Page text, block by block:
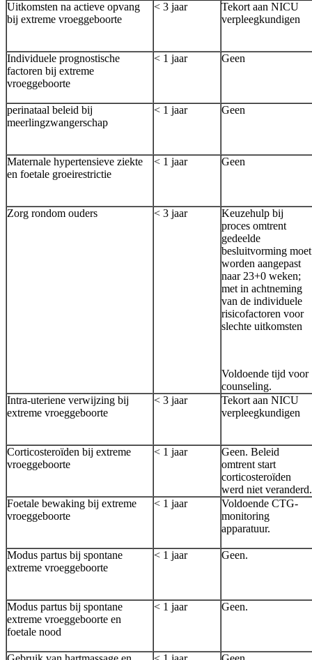
Uitkomsten na actieve opvang
bij extreme vroeggeboorte
< 3 jaar
Tekort aan NICU
verpleegkundigen
Individuele prognostische
factoren bij extreme
vroeggeboorte
< 1 jaar Geen
perinataal beleid bij
meerlingzwangerschap
< 1 jaar Geen
Maternale hypertensieve ziekte
en foetale groeirestrictie
< 1 jaar Geen
Zorg rondom ouders < 3 jaar
Keuzehulp bij
proces omtrent
gedeelde
besluitvorming moet
worden aangepast
naar 23+0 weken;
met in achtneming
van de individuele
risicofactoren voor
slechte uitkomsten
Voldoende tijd voor
counseling.
Intra-uteriene verwijzing bij
extreme vroeggeboorte
< 3 jaar
Tekort aan NICU
verpleegkundigen
Corticosteroïden bij extreme
vroeggeboorte
< 1 jaar
Geen. Beleid
omtrent start
corticosteroïden
werd niet veranderd.
Foetale bewaking bij extreme
vroeggeboorte
< 1 jaar
Voldoende CTG-
monitoring
apparatuur.
Modus partus bij spontane
extreme vroeggeboorte
< 1 jaar Geen.
Modus partus bij spontane
extreme vroeggeboorte en
foetale nood
< 1 jaar Geen.